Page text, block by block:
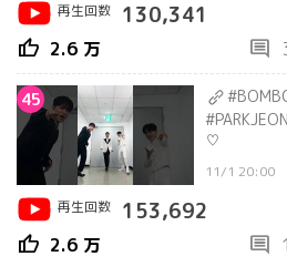
再生回数
130,341
thumb_up 2.6 万 comment
45
♡
11/1 20:00
再生回数
153,692
thumb_up 2.6 万 comment